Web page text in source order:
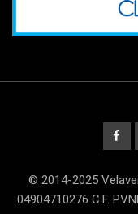
© 2014-2025
04904710276 C.F.